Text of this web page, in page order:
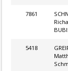
7861
5418